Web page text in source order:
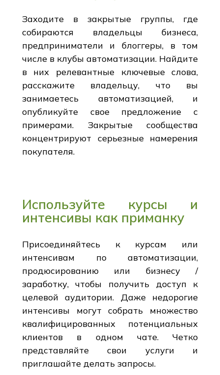
Заходите в закрытые группы, где
собираются владельцы бизнеса,
предприниматели и блоггеры, в том
числе в клубы автоматизации. Найдите
в них релевантные ключевые слова,
расскажите владельцу, что вы
занимаетесь автоматизацией, и
опубликуйте свое предложение с
примерами. Закрытые сообщества
концентрируют серьезные намерения
покупателя.
Используйте курсы и
интенсивы как приманку
Присоединяйтесь к курсам или
интенсивам по автоматизации,
продюсированию или бизнесу /
заработку, чтобы получить доступ к
целевой аудитории. Даже недорогие
интенсивы могут собрать множество
квалифицированных потенциальных
клиентов в одном чате. Четко
представляйте свои услуги и
приглашайте делать запросы.